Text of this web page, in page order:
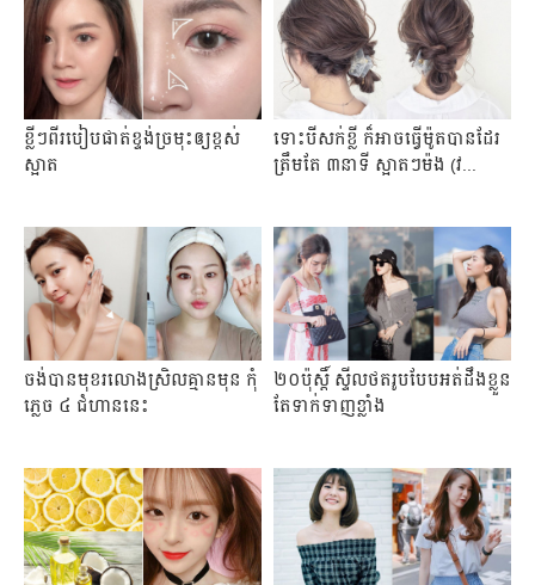
ខ្លីៗពីរបៀបផាត់ខ្ទង់ច្រមុះឲ្យខ្ពស់
ស្អាត
ទោះ​បី​សក់​ខ្លី ក៏​អាច​ធ្វើ​ម៉ូត​បាន​ដែរ
ត្រឹមតែ ៣នាទី ស្អាត​ៗ​ម៉ង​ (វ...
ចង់បានមុខរលោងស្រិលគ្មានមុន កុំ
ភ្លេច ៤ ជំហាននេះ
២០ប៉ុស្តិ៍​ ​ស្ទីល​ថត​រូប​បែប​អត់​ដឹង​ខ្លួន
តែ​ទាក់ទាញ​ខ្លាំង